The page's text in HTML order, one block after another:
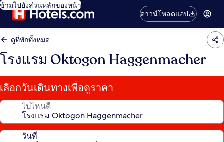
ข้ามไปยังส่วนหลักของหน้า
ดาวน์โหลดแอป
ดูที่พักทั้งหมด
โรงแรม Oktogon Haggenmacher
เลือกวันเดินทางเพื่อดูราคา
ไปไหนดี
วันที่